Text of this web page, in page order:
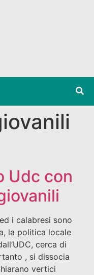
Udc con
i calabresi sono
la politica locale
cerca di
, si dissocia
vertici